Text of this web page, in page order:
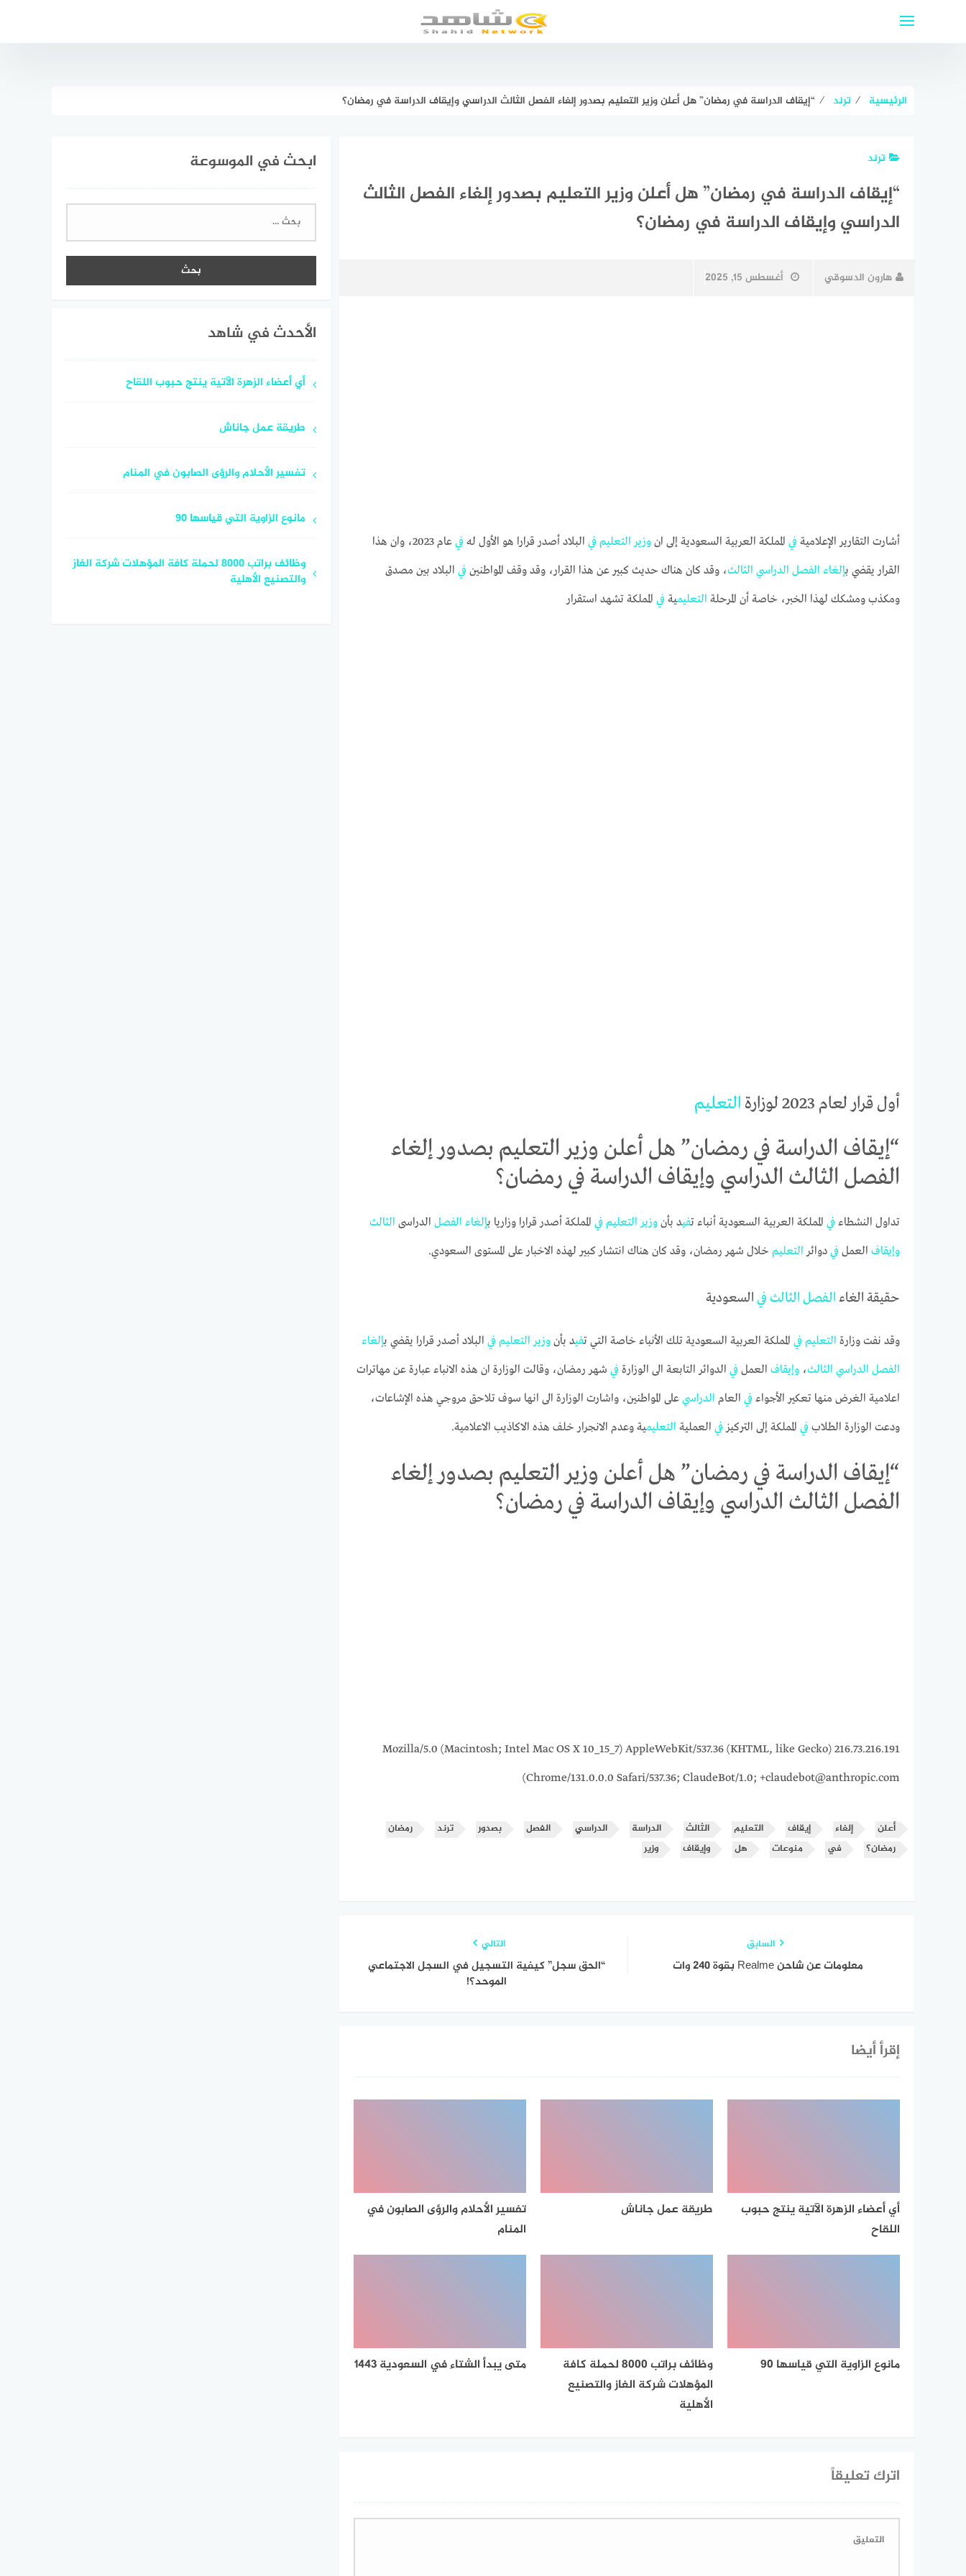
الرئيسية ⁄ ترند ⁄ “إيقاف الدراسة في رمضان” هل أعلن وزير التعليم بصدور إلغاء الفصل الثالث الدراسي وإيقاف الدراسة في رمضان؟
ترند
“إيقاف الدراسة في رمضان” هل أعلن وزير التعليم بصدور إلغاء الفصل الثالث
الدراسي وإيقاف الدراسة في رمضان؟
هارون الدسوقي أغسطس 15, 2025
أشارت التقارير الإعلامية في المملكة العربية السعودية إلى ان وزير التعليم في البلاد أصدر قرارا هو الأول له في
عام 2023، وان هذا
القرار يقضي بإلغاء الفصل الدراسي الثالث، وقد كان هناك حديث كبير عن هذا القرار، وقد وقف المواطنين في البلاد بين مصدق
ومكذب ومشكك لهذا الخبر، خاصة أن المرحلة التعليمية في المملكة تشهد استقرار
أول قرار لعام 2023 لوزارة التعليم
“إيقاف الدراسة في رمضان” هل أعلن وزير التعليم بصدور إلغاء
الفصل الثالث الدراسي وإيقاف الدراسة في رمضان؟
تداول النشطاء في المملكة العربية السعودية أنباء تفيد بأن وزير التعليم في المملكة أصدر قرارا وزاريا بإلغاء الفصل الدراسى الثالث
وإيقاف العمل في دوائر التعليم خلال شهر رمضان، وقد كان هناك انتشار كبير لهذه الاخبار على المستوى السعودي.
حقيقة الغاء الفصل الثالث في السعودية
وقد نفت وزارة التعليم في المملكة العربية السعودية تلك الأنباء خاصة التي تفيد بأن وزير التعليم في البلاد أصدر قرارا يقضي بإلغاء
الفصل الدراسي الثالث، وإيقاف العمل في الدوائر التابعة الى الوزارة في شهر رمضان، وقالت الوزارة ان هذه الانباء عبارة عن مهاترات
اعلامية الغرض منها تعكير الأجواء في العام الدراسي على المواطنين، واشارت الوزارة الى انها سوف تلاحق مروجي هذه الإشاعات،
ودعت الوزارة الطلاب في المملكة إلى التركيز في العملية التعليمية وعدم الانجرار خلف هذه الاكاذيب الاعلامية.
“إيقاف الدراسة في رمضان” هل أعلن وزير التعليم بصدور إلغاء
الفصل الثالث الدراسي وإيقاف الدراسة في رمضان؟
216.73.216.191 Mozilla/5.0 (Macintosh; Intel Mac OS X 10_15_7) AppleWebKit/537.36 (KHTML, like Gecko)
Chrome/131.0.0.0 Safari/537.36; ClaudeBot/1.0; +claudebot@anthropic.com)
أعلن إلغاء إيقاف التعليم الثالث الدراسة الدراسي الفصل بصدور ترند
رمضان
رمضان؟
في منوعات هل وإيقاف وزير
السابق
معلومات عن شاحن Realme بقوة 240 وات
التالي
“الحق سجل” كيفية التسجيل في السجل الاجتماعي
الموحد؟!
إقرأ أيضا
أي أعضاء الزهرة الآتية ينتج حبوب
اللقاح
طريقة عمل جاناش
تفسير الأحلام والرؤى الصابون في
المنام
مانوع الزاوية التي قياسها ٩٠
وظائف براتب 8000 لحملة كافة
المؤهلات شركة الغاز والتصنيع
الأهلية
متى يبدأ الشتاء في السعودية 1443
اترك تعليقاً
ابحث في الموسوعة
البحث
الأحدث في شاهد
أي أعضاء الزهرة الآتية ينتج حبوب اللقاح
طريقة عمل جاناش
تفسير الأحلام والرؤى الصابون في المنام
مانوع الزاوية التي قياسها ٩٠
وظائف براتب 8000 لحملة كافة المؤهلات شركة الغاز
والتصنيع الأهلية